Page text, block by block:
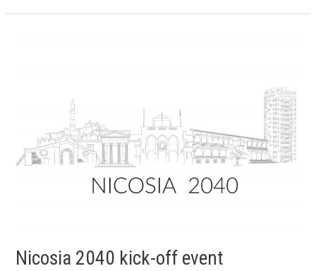
Nicosia 2040 kick-off event